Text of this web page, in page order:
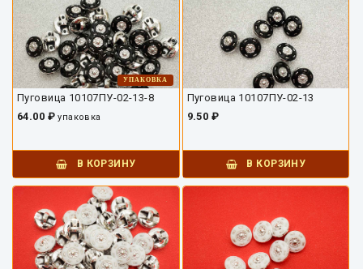
УПАКОВКА
Пуговица 10107ПУ-02-13-8
64.00 ₽упаковка
В КОРЗИНУ
Пуговица 10107ПУ-02-13
9.50 ₽
В КОРЗИНУ